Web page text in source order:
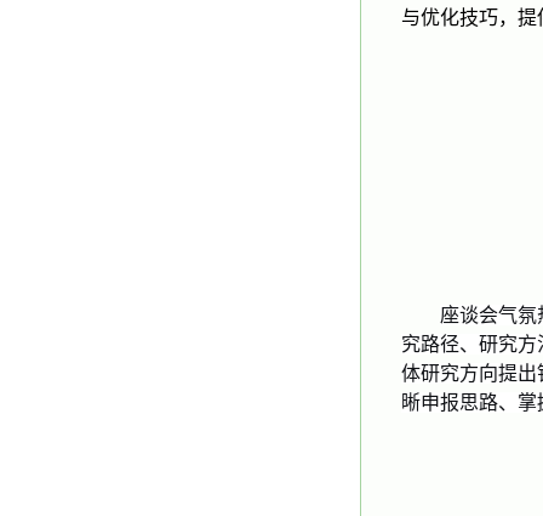
与优化技巧，
座谈会气氛
究路径、研究
体研究方向提
晰申报思路、